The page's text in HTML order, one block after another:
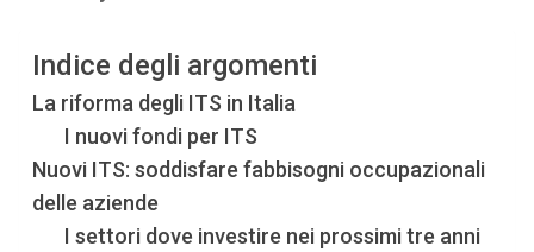
Indice degli argomenti
La riforma degli ITS in Italia
I nuovi fondi per ITS
Nuovi ITS: soddisfare fabbisogni occupazionali
delle aziende
I settori dove investire nei prossimi tre anni